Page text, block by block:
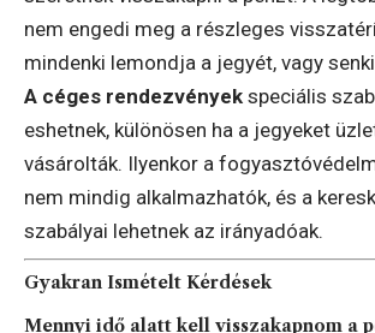
nem engedi meg a részleges
mindenki lemondja a jegyét, vagy
A céges rendezvények speciális
eshetnek, különösen ha a jegyeket
vásárolták. Ilyenkor a
nem mindig alkalmazhatók, és a
szabályai lehetnek az irányadóak.
Gyakran Ismételt Kérdések
Mennyi idő alatt kell visszakapnom a